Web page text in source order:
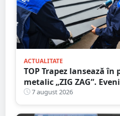
ACTUALITATE
TOP Trapez lansează
metalic „ZIG ZAG”.
în Grădina Romei
7 august 2026